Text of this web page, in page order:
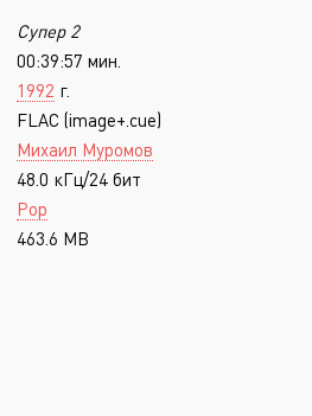
Супер 2
00:39:57 мин.
1992 г.
FLAC (image+.cue)
Михаил Муромов
48.0 кГц/24 бит
Pop
463.6 MB